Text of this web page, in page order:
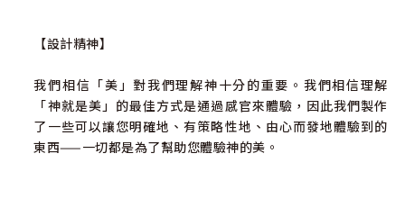
【設計精神】
我們相信「美」對我們理解神十分的重要。我們相信理解
「神就是美」的最佳方式是通過感官來體驗，因此我們製作
了一些可以讓您明確地、有策略性地、由心而發地體驗到的
東西——一切都是為了幫助您體驗神的美。